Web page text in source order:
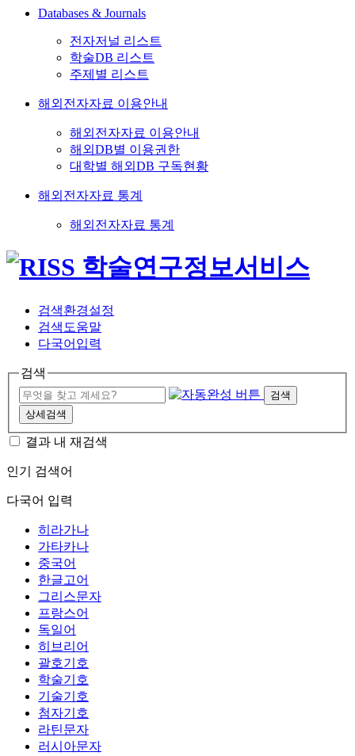
Databases & Journals
전자저널 리스트
학술DB 리스트
주제별 리스트
해외전자자료 이용안내
해외전자자료 이용안내
해외DB별 이용권한
대학별 해외DB 구독현황
해외전자자료 통계
해외전자자료 통계
검색환경설정
검색도움말
다국어입력
검색
검색
상세검색
결과 내 재검색
인기 검색어
다국어 입력
히라가나
가타카나
중국어
한글고어
그리스문자
프랑스어
독일어
히브리어
괄호기호
학술기호
기술기호
첨자기호
라틴문자
러시아문자